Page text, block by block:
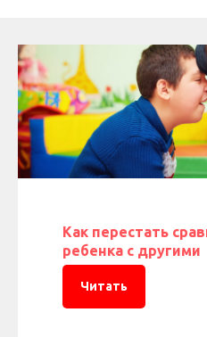
Как перестать
ребенка с другими
Читать